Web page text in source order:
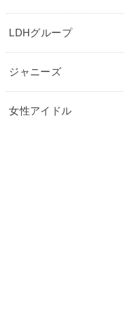
LDHグループ
ジャニーズ
女性アイドル